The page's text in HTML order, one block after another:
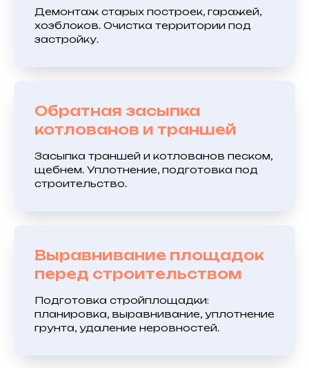
Демонтаж старых построек, гаражей,
хозблоков. Очистка территории под
застройку.
Обратная засыпка
котлованов и траншей
Засыпка траншей и котлованов песком,
щебнем. Уплотнение, подготовка под
строительство.
Выравнивание площадок
перед строительством
Подготовка стройплощадки:
планировка, выравнивание, уплотнение
грунта, удаление неровностей.